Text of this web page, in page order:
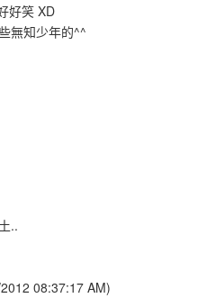
好笑 XD
無知少年的^^
..
08:37:17 AM)